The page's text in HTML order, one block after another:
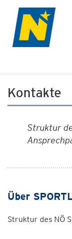
Kontakte
Struktur
Über
Struktur des NÖ